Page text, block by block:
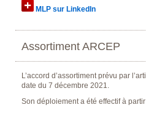
MLP sur LinkedIn
Assortiment ARCEP
L’accord d’assortiment prévu par
date du 7 décembre 2021.
Son déploiement a été effectif à